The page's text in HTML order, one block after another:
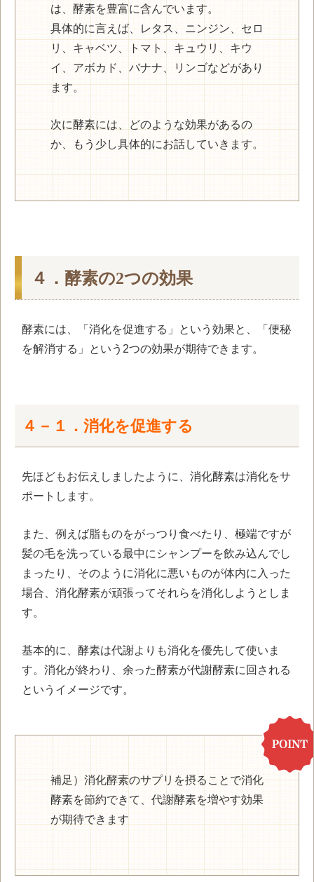
は、酵素を豊富に含んでいます。
具体的に言えば、レタス、ニンジン、セロ
リ、キャベツ、トマト、キュウリ、キウ
イ、アボカド、バナナ、リンゴなどがあり
ます。
次に酵素には、どのような効果があるの
か、もう少し具体的にお話していきます。
４．酵素の2つの効果
酵素には、「消化を促進する」という効果と、「便秘
を解消する」という2つの効果が期待できます。
４－１．消化を促進する
先ほどもお伝えしましたように、消化酵素は消化をサ
ポートします。
また、例えば脂ものをがっつり食べたり、極端ですが
髪の毛を洗っている最中にシャンプーを飲み込んでし
まったり、そのように消化に悪いものが体内に入った
場合、消化酵素が頑張ってそれらを消化しようとしま
す。
基本的に、酵素は代謝よりも消化を優先して使いま
す。消化が終わり、余った酵素が代謝酵素に回される
というイメージです。
補足）消化酵素のサプリを摂ることで消化
酵素を節約できて、代謝酵素を増やす効果
が期待できます